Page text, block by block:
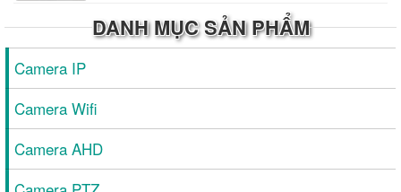
DANH MỤC SẢN PHẨM
Camera IP
Camera Wifi
Camera AHD